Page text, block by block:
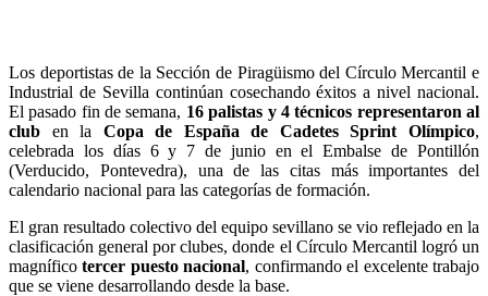
Los deportistas de la Sección de Piragüismo del Círculo Mercantil e
Industrial de Sevilla continúan cosechando éxitos a nivel nacional.
El pasado fin de semana, 16 palistas y 4 técnicos representaron al
club en la Copa de España de Cadetes Sprint Olímpico,
celebrada los días 6 y 7 de junio en el Embalse de Pontillón
(Verducido, Pontevedra), una de las citas más importantes del
calendario nacional para las categorías de formación.
El gran resultado colectivo del equipo sevillano se vio reflejado en la
clasificación general por clubes, donde el Círculo Mercantil logró un
magníficotercer puesto nacional, confirmando el excelente trabajo
que se viene desarrollando desde la base.